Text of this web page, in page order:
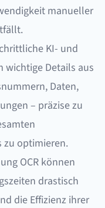
manueller
KI- und
wichtige Details aus
Daten,
– präzise zu
zu optimieren.
OCR können
drastisch
die Effizienz ihrer